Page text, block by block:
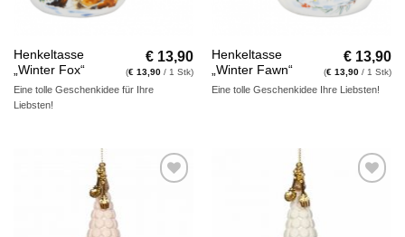
Henkeltasse
„Winter Fox“
€ 13,90
(€ 13,90 / 1 Stk)
Eine tolle Geschenkidee für Ihre
Liebsten!
Henkeltasse
„Winter Fawn“
€ 13,90
(€ 13,90 / 1 Stk)
Eine tolle Geschenkidee Ihre Liebsten!